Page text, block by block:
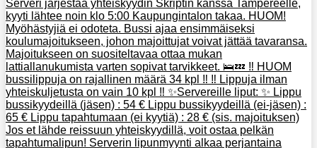
Serveri järjestää yhteiskyydin Skriptin kanssa Tampereelle,
kyyti lähtee noin klo 5:00 Kaupungintalon takaa. HUOM!
Myöhästyjiä ei odoteta. Bussi ajaa ensimmäiseksi
koulumajoitukseen, johon majoittujat voivat jättää tavaransa.
Majoitukseen on suositeltavaa ottaa mukan
lattiallanukumista varten sopivat tarvikkeet. 🛌💤 ‼️ HUOM
bussilippuja on rajallinen määrä 34 kpl ‼️ ‼️ Lippuja ilman
yhteiskuljetusta on vain 10 kpl ‼️ ✨Servereille liput: ✨ Lippu
bussikyydeillä (jäsen) : 54 € Lippu bussikyydeillä (ei-jäsen) :
65 € Lippu tapahtumaan (ei kyytiä) : 28 € (sis. majoituksen)
Jos et lähde reissuun yhteiskyydillä, voit ostaa pelkän
tapahtumalipun! Serverin lipunmyynti alkaa perjantaina